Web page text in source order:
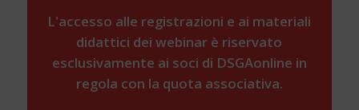
L'accesso alle registrazioni e ai materiali
didattici dei webinar è riservato
esclusivamente ai soci di DSGAonline in
regola con la quota associativa.